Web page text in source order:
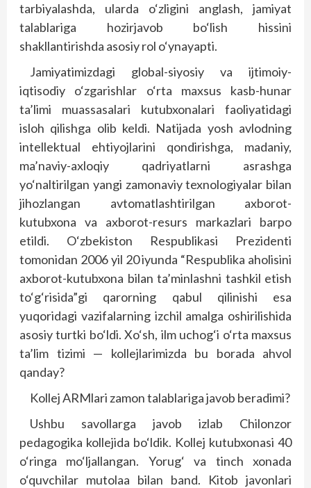
tarbiyalashda, ularda o‘zligini anglash, jamiyat
talablariga hozirjavob bo‘lish hissini
shakllantirishda asosiy rol o‘ynayapti.
Jamiyatimizdagi global-siyosiy va ijtimoiy-
iqtisodiy o‘zgarishlar o‘rta maxsus kasb-hunar
ta’limi muassasalari kutubxonalari faoliyatidagi
isloh qilishga olib keldi. Natijada yosh avlodning
intellektual ehtiyojlarini qondirishga, madaniy,
ma’naviy-axloqiy qadriyatlarni asrashga
yo‘naltirilgan yangi zamonaviy texnologiyalar bilan
jihozlangan avtomatlashtirilgan axborot-
kutubxona va axborot-resurs markazlari barpo
etildi. O‘zbekiston Respublikasi Prezidenti
tomonidan 2006 yil 20 iyunda “Respublika aholisini
axborot-kutubxona bilan ta’minlashni tashkil etish
to‘g‘risida”gi qarorning qabul qilinishi esa
yuqoridagi vazifalarning izchil amalga oshirilishida
asosiy turtki bo‘ldi. Xo‘sh, ilm uchog‘i o‘rta maxsus
ta’lim tizimi — kollejlarimizda bu borada ahvol
qanday?
Kollej ARMlari zamon talablariga javob beradimi?
Ushbu savollarga javob izlab Chilonzor
pedagogika kollejida bo‘ldik. Kollej kutubxonasi 40
o‘ringa mo‘ljallangan. Yorug‘ va tinch xonada
o‘quvchilar mutolaa bilan band. Kitob javonlari